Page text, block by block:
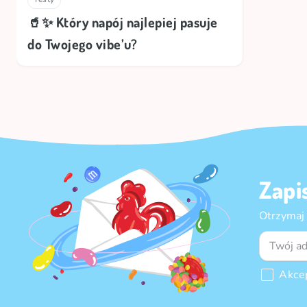
🥤✨ Który napój najlepiej pasuje
do Twojego vibe’u?